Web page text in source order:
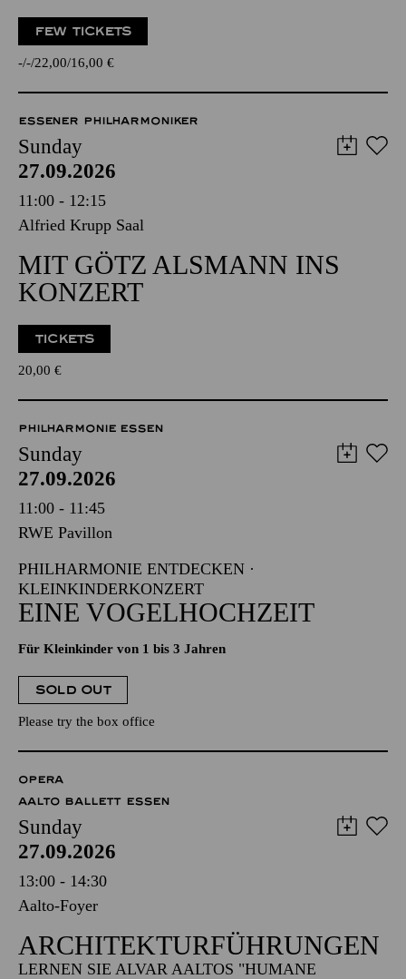
FEW TICKETS
- - 22,00 16,00 €
ESSENER PHILHARMONIKER
Sunday
27.09.2026
11:00 - 12:15
Alfried Krupp Saal
MIT GÖTZ ALSMANN INS
KONZERT
TICKETS
20,00 €
PHILHARMONIE ESSEN
Sunday
27.09.2026
11:00 - 11:45
RWE Pavillon
PHILHARMONIE ENTDECKEN ·
KLEINKINDERKONZERT
EINE VOGELHOCHZEIT
Für Kleinkinder von 1 bis 3 Jahren
SOLD OUT
Please try the box office
OPERA
AALTO BALLETT ESSEN
Sunday
27.09.2026
13:00 - 14:30
Aalto-Foyer
ARCHITEKTUR­FÜHRUNGEN
LERNEN SIE ALVAR AALTOS "HUMANE